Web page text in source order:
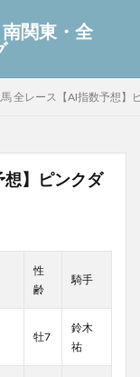
南関東・全
全レース【AI指数予想】
】ピンクダ
性
齢
騎手
牡7
鈴木
祐